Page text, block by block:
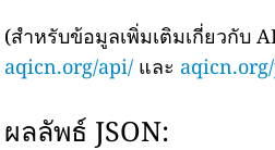
(สำหรับข้อมูลเพิ่มเติมเกี่ยวกับ
aqicn.org/api/ และ
ผลลัพธ์ JSON: